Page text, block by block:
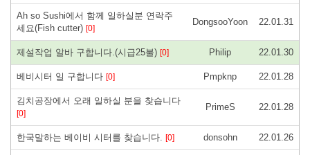
Ah so Sushi에서 함께 일하실분 연락주
세요(Fish cutter) [0]
DongsooYoon 22.01.31
제설작업 알바 구합니다.(시급25불) [0] Philip 22.01.30
베비시터 일 구합니다 [0] Pmpknp 22.01.28
김치공장에서 오래 일하실 분을 찾습니다
[0]
PrimeS 22.01.28
한국말하는 베이비 시터를 찾습니다. [0] donsohn 22.01.26